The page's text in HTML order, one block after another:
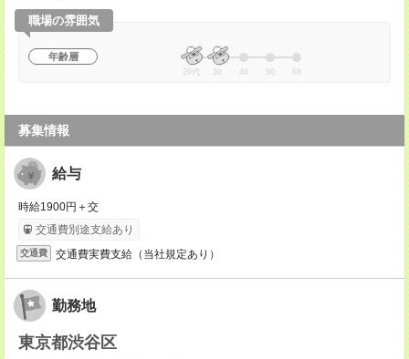
職場の雰囲気
年齢層
20代 30 40 50 60
募集情報
給与
時給1900円＋交
交通費別途支給あり
交通費 交通費実費支給（当社規定あり）
勤務地
東京都渋谷区